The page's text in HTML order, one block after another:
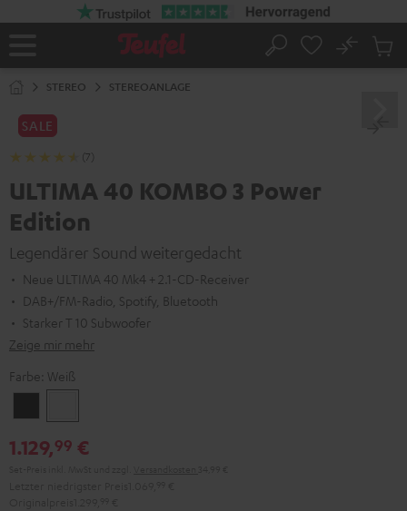
Startseite
Suche
No
STEREO STEREOANLAGE
SALE
(7)
ULTIMA 40 KOMBO 3 Power
Edition
Legendärer Sound weitergedacht
Neue ULTIMA 40 Mk4 + 2.1-CD-Receiver
DAB+/FM-Radio, Spotify, Bluetooth
Starker T 10 Subwoofer
Zeige mir mehr
Farbe: Weiß
1.129,99 €